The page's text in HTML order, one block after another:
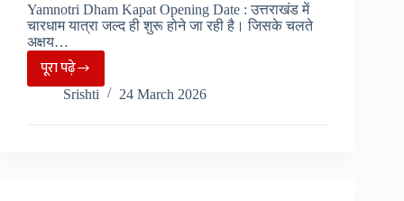
लिए
जरूरी
नियम
लागू…
Yamnotri Dham Kapat Opening Date : उत्तराखंड में
चारधाम यात्रा जल्द ही शुरू होने जा रही है। जिसके चलते
अक्षय…
पूरा पढ़े
19
अप्रैल
से
Srishti 24 March 2026